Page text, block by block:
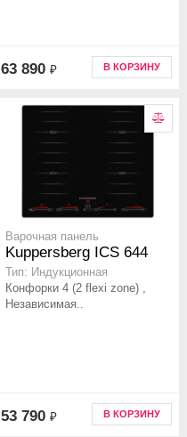
63 890 ₽ В КОРЗИНУ
Варочная панель
Kuppersberg ICS 644
Тип: Индукционная
Конфорки 4 (2 flexi zone) ,
Независимая..
53 790 ₽ В КОРЗИНУ